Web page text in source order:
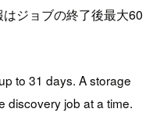
ジョブの終了後最大60
to 31 days. A storage
discovery job at a time.